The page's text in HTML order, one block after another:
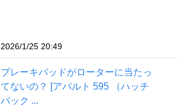
2026/1/25 20:49
ブレーキパッドがローターに当たっ
てないの？ [アバルト 595 （ハッチ
バック ...